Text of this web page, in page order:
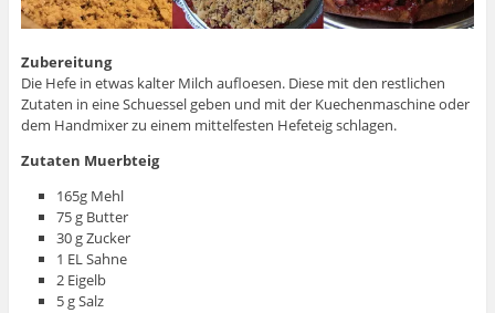
Zubereitung
Die Hefe in etwas kalter Milch aufloesen. Diese mit den restlichen
Zutaten in eine Schuessel geben und mit der Kuechenmaschine oder
dem Handmixer zu einem mittelfesten Hefeteig schlagen.
Zutaten Muerbteig
165g Mehl
75 g Butter
30 g Zucker
1 EL Sahne
2 Eigelb
5 g Salz